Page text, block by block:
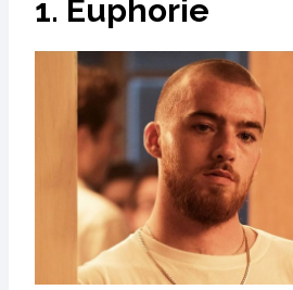
1. Euphorie